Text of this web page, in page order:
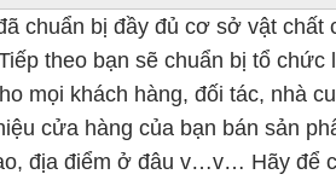
chuẩn bị đầy đủ cơ sở vật
theo bạn sẽ chuẩn bị tổ
mọi khách hàng, đối tác, nhà
cửa hàng của bạn bán sản
địa điểm ở đâu v…v… Hãy để